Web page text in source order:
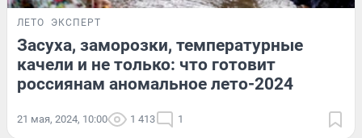
ЛЕТО ЭКСПЕРТ
Засуха, заморозки, температурные
качели и не только: что готовит
россиянам аномальное лето-2024
21 мая, 2024, 10:00 1 413 1